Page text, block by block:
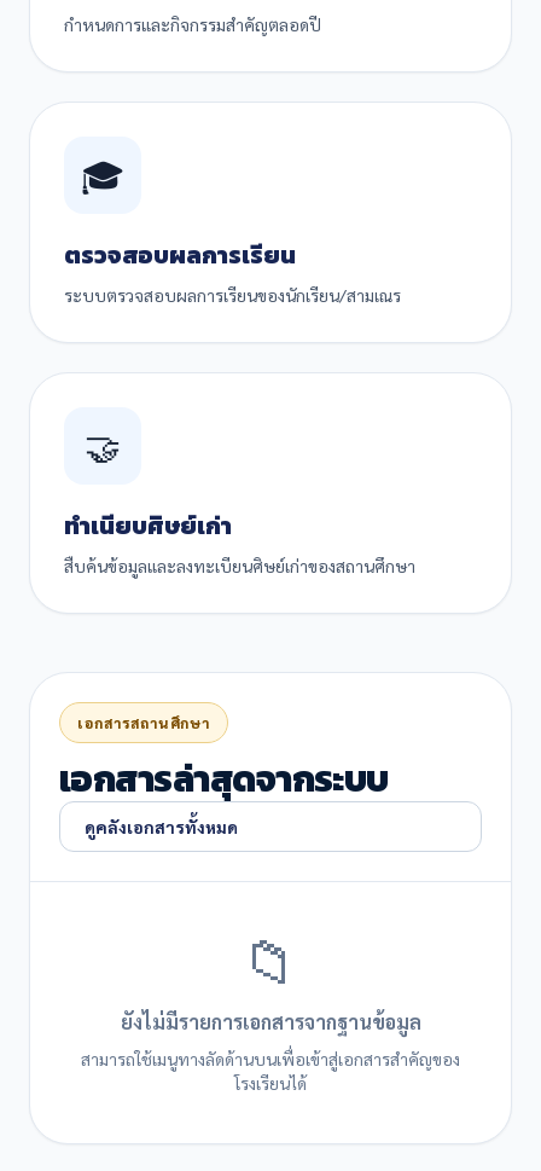
กำหนดการและกิจกรรมสำคัญตลอดปี
🎓
ตรวจสอบผลการเรียน
ระบบตรวจสอบผลการเรียนของนักเรียน/สามเณร
🤝
ทำเนียบศิษย์เก่า
สืบค้นข้อมูลและลงทะเบียนศิษย์เก่าของสถานศึกษา
เอกสารสถานศึกษา
เอกสารล่าสุดจากระบบ
ดูคลังเอกสารทั้งหมด
📁
ยังไม่มีรายการเอกสารจากฐานข้อมูล
สามารถใช้เมนูทางลัดด้านบนเพื่อเข้าสู่เอกสารสำคัญของ
โรงเรียนได้